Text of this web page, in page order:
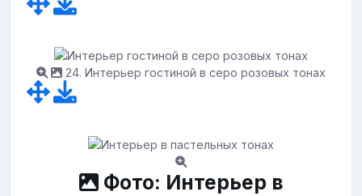
24. Интерьер гостиной в серо розовых тонах
Фото: Интерьер в